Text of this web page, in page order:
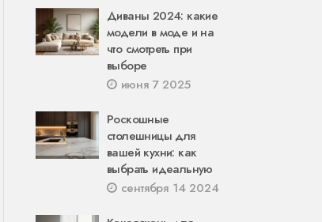
Диваны 2024: какие
модели в моде и на
что смотреть при
выборе
июня 7 2025
Роскошные
столешницы для
вашей кухни: как
выбрать идеальную
сентября 14 2024